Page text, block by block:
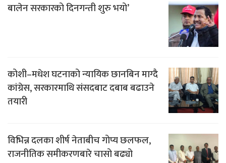
बालेन सरकारको दिनगन्ती शुरु भयो’
कोशी–मधेश घटनाको न्यायिक छानबिन माग्दै
कांग्रेस, सरकारमाथि संसदबाट दबाब बढाउने
तयारी
विभिन्न दलका शीर्ष नेताबीच गोप्य छलफल,
राजनीतिक समीकरणबारे चासो बढ्यो